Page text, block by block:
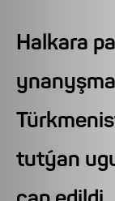
Halkara
tutýan